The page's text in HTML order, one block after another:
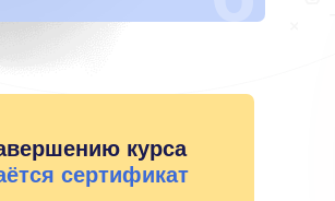
курса
сертификат